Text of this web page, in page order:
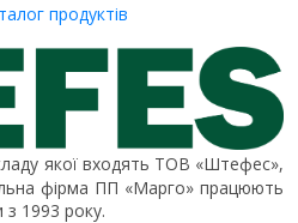
продуктів
якої входять ТОВ «Штефес»,
фірма ПП «Марго» працюють
з 1993 року.